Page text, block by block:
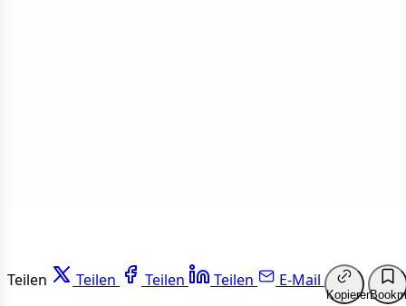
Teilen Teilen Teilen Teilen E-Mail
Kopieren